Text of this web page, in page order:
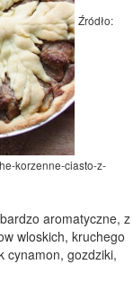
Źródło:
korzenne-ciasto-z-
aromatyczne, z
wloskich, kruchego
cynamon, gozdziki,